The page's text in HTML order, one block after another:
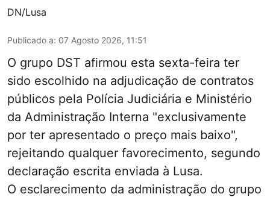
DN/Lusa
Publicado a: 07 Agosto 2026, 11:51
O grupo DST afirmou esta sexta-feira ter
sido escolhido na adjudicação de contratos
públicos pela Polícia Judiciária e Ministério
da Administração Interna "exclusivamente
por ter apresentado o preço mais baixo",
rejeitando qualquer favorecimento, segundo
declaração escrita enviada à Lusa.
O esclarecimento da administração do grupo